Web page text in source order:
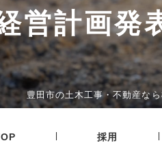
営計画発
豊田市の土木工事・不動産な
採用